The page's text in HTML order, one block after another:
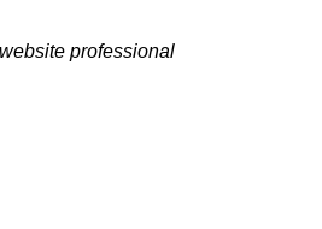
website professional